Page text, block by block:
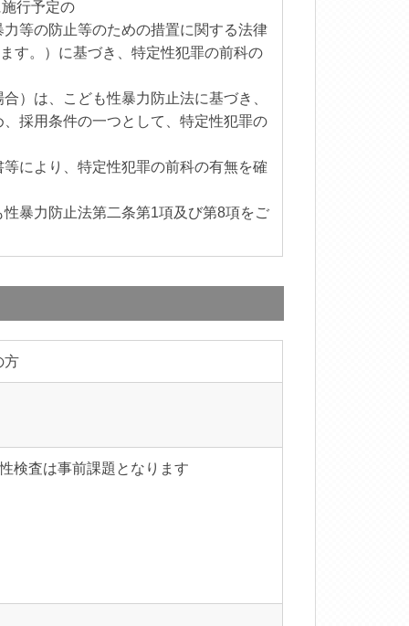
行予定の
等の防止等のための措置に関する法律
す。）に基づき、特定性犯罪の前科の
）は、こども性暴力防止法に基づき、
採用条件の一つとして、特定性犯罪の
により、特定性犯罪の前科の有無を確
暴力防止法第二条第1項及び第8項をご
方
検査は事前課題となります